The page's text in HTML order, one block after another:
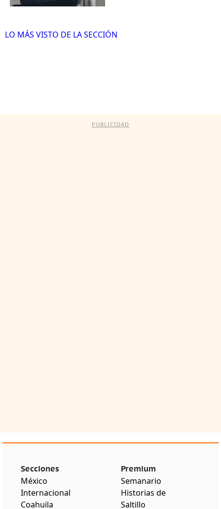
LO MÁS VISTO DE LA SECCIÓN
PUBLICIDAD
Secciones
México
Internacional
Coahuila
Premium
Semanario
Historias de
Saltillo